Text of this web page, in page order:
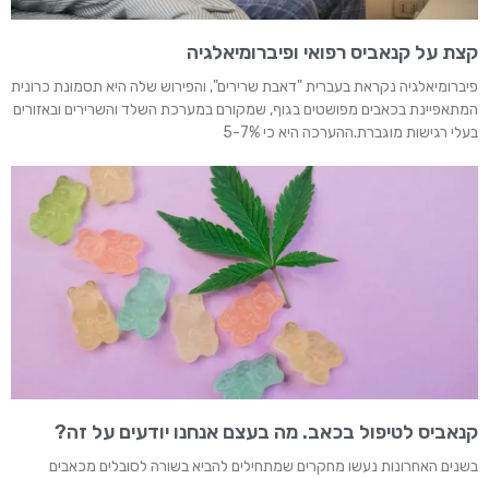
קצת על קנאביס רפואי ופיברומיאלגיה
פיברומיאלגיה נקראת בעברית "דאבת שרירים", והפירוש שלה היא תסמונת כרונית
המתאפיינת בכאבים מפושטים בגוף, שמקורם במערכת השלד והשרירים ובאזורים
בעלי רגישות מוגברת.ההערכה היא כי 5-7%
קנאביס לטיפול בכאב. מה בעצם אנחנו יודעים על זה?
בשנים האחרונות נעשו מחקרים שמתחילים להביא בשורה לסובלים מכאבים